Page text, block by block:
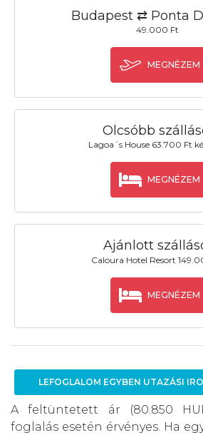
Budapest ⇄ Ponta
49.000 Ft
MEGNÉZEM
Olcsóbb
Lagoa´s House 63.700 Ft
MEGNÉZEM
Ajánlott
Caloura Hotel Resort
MEGNÉZEM
LEFOGLALOM EGYBEN UTAZÁSI
A feltüntetett ár (80.850
foglalás esetén érvényes. Ha